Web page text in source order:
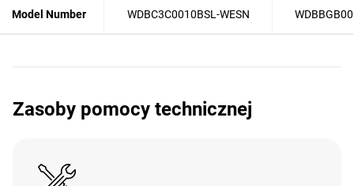
Model Number WDBC3C0010BSL-WESN
Zasoby pomocy technicznej